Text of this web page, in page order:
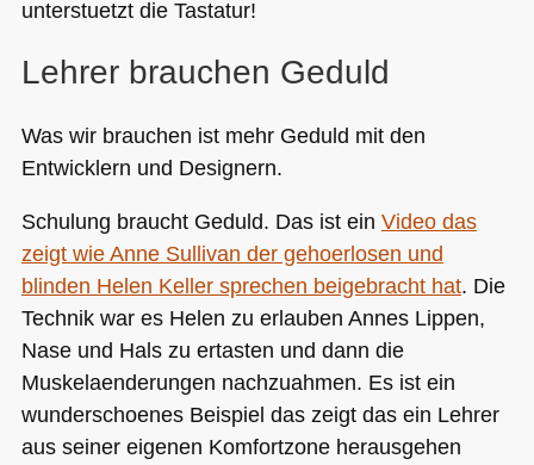
unterstuetzt die Tastatur!
Lehrer brauchen Geduld
Was wir brauchen ist mehr Geduld mit den
Entwicklern und Designern.
Schulung braucht Geduld. Das ist ein Video das
zeigt wie Anne Sullivan der gehoerlosen und
blinden Helen Keller sprechen beigebracht hat. Die
Technik war es Helen zu erlauben Annes Lippen,
Nase und Hals zu ertasten und dann die
Muskelaenderungen nachzuahmen. Es ist ein
wunderschoenes Beispiel das zeigt das ein Lehrer
aus seiner eigenen Komfortzone herausgehen